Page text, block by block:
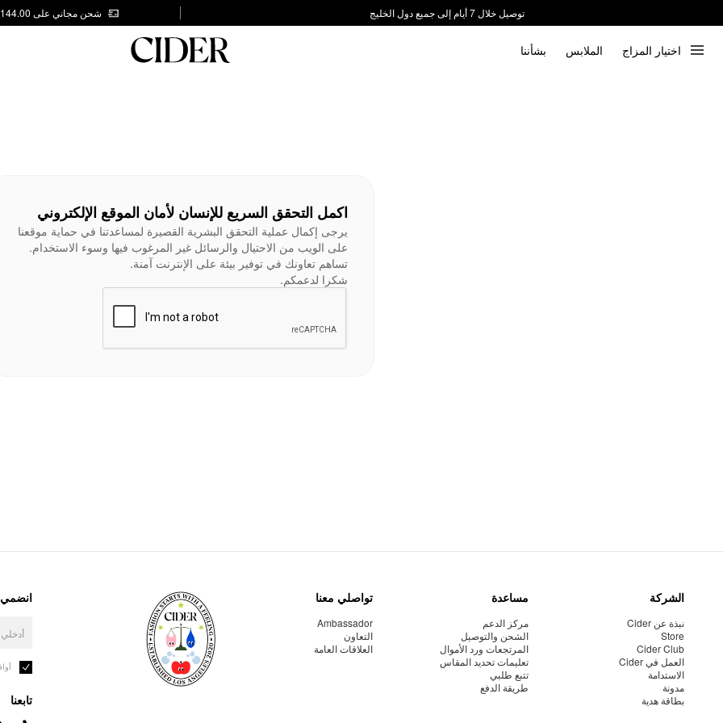
توصيل خلال 7 أيام إلى جميع دول الخليج
شحن مجاني على AED 144.00
اختيار المزاج الملابس بشأننا
اكمل التحقق السريع للإنسان لأمان الموقع الإلكتروني
يرجى إكمال عملية التحقق البشرية القصيرة لمساعدتنا في حماية موقعنا
على الويب من الاحتيال والرسائل غير المرغوب فيها وسوء الاستخدام.
تساهم تعاونك في توفير بيئة على الإنترنت آمنة.
شكرا لدعمكم.
الشركة
نبذة عن Cider
Store
Cider Club
العمل في Cider
الاستدامة
مدونة
بطاقة هدية
مساعدة
مركز الدعم
الشحن والتوصيل
المرتجعات ورد الأموال
تعليمات تحديد المقاس
تتبع طلبي
طريقة الدفع
تواصلي معنا
Ambassador
التعاون
العلاقات العامة
انضمي
تابعنا